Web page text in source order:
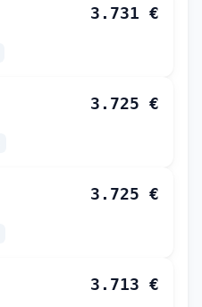
3.731 €
3.725 €
3.725 €
3.713 €